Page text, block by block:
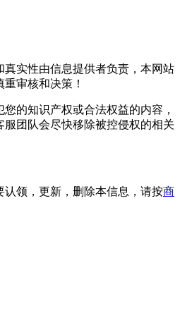
实性由信息提供者负责，本网站
审核和决策！
的知识产权或合法权益的内容，
团队会尽快移除被控侵权的相关
领，更新，删除本信息，请按商